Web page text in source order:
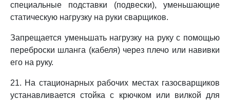
специальные подставки (подвески), уменьшающие
статическую нагрузку на руки сварщиков.
Запрещается уменьшать нагрузку на руку с помощью
переброски шланга (кабеля) через плечо или навивки
его на руку.
21. На стационарных рабочих местах газосварщиков
устанавливается стойка с крючком или вилкой для